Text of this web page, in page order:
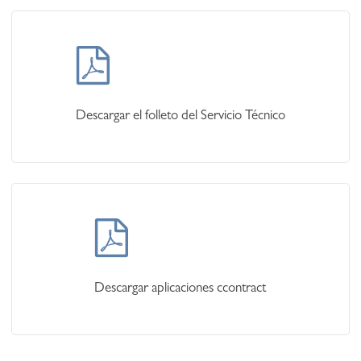
Descargar el folleto del Servicio Técnico
Descargar aplicaciones ccontract